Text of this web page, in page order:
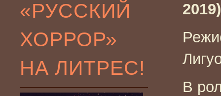
«РУССКИЙ
ХОРРОР»
НА ЛИТРЕС!
2019)
В